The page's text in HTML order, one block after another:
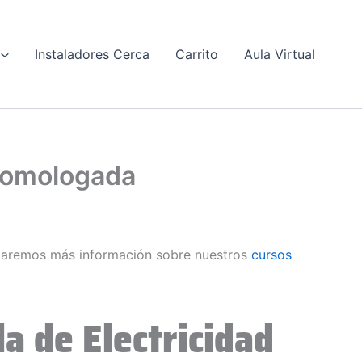
Instaladores Cerca Carrito Aula Virtual
más información sobre nuestros cursos
de Electricidad